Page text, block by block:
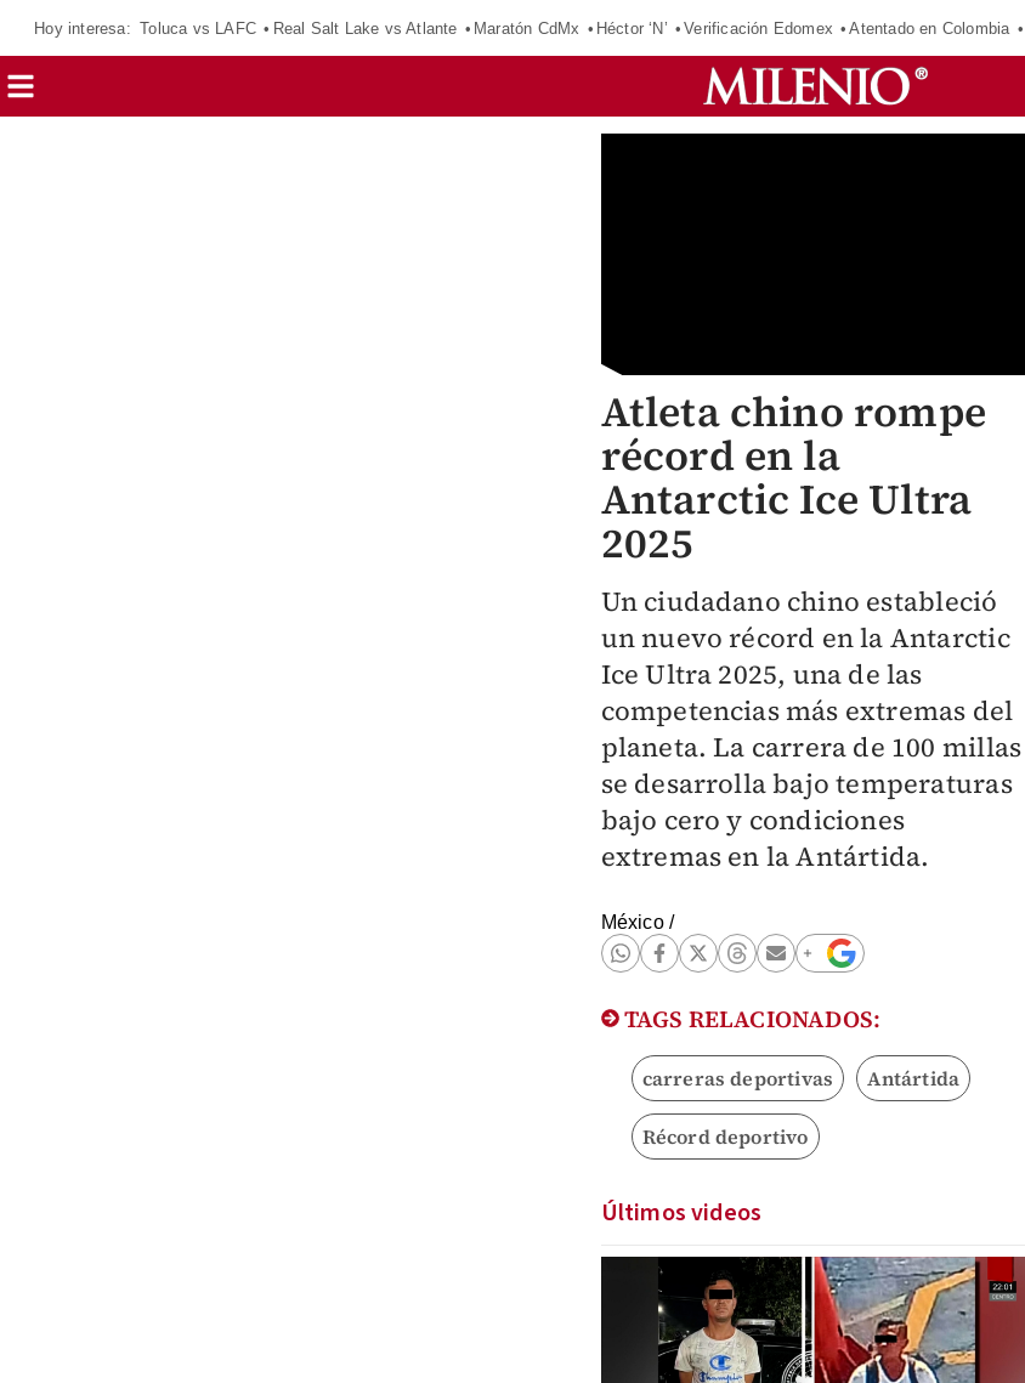
Hoy interesa: Toluca vs LAFC Real Salt Lake vs Atlante Maratón CdMx Héctor ‘N’ Verificación Edomex Atentado en Colombia
Atleta chino rompe
récord en la
Antarctic Ice Ultra
2025
Un ciudadano chino estableció
un nuevo récord en la Antarctic
Ice Ultra 2025, una de las
competencias más extremas del
planeta. La carrera de 100 millas
se desarrolla bajo temperaturas
bajo cero y condiciones
extremas en la Antártida.
México/
TAGS RELACIONADOS:
carreras deportivas Antártida
Récord deportivo
Últimos videos